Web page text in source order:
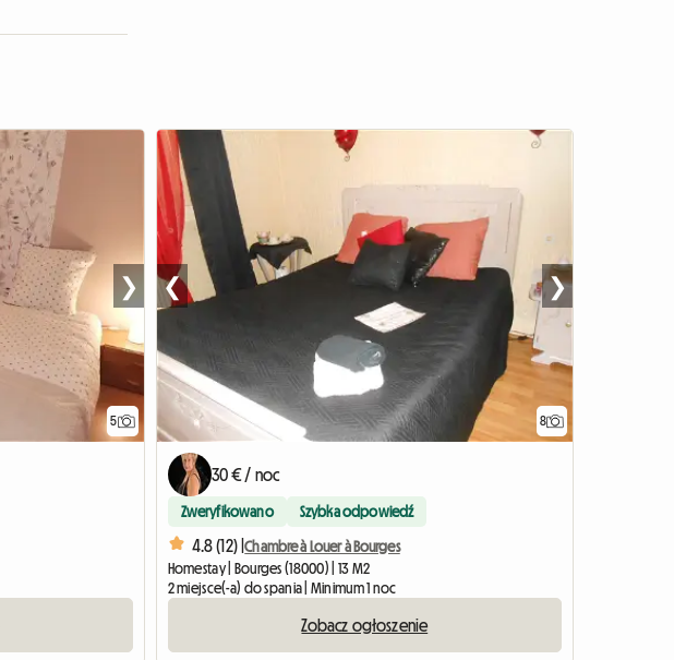
5
❯
8
❮ ❯
30 € / noc
Zweryfikowano Szybka odpowiedź
4.8 (12) |Chambre à Louer à Bourges
Homestay | Bourges (18000) | 13 M2
2 miejsce(-a) do spania | Minimum 1 noc
Zobacz ogłoszenie